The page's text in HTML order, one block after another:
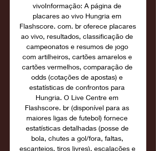
vivoInformação: A página de
placares ao vivo Hungria em
Flashscore. com. br oferece placares
ao vivo, resultados, classificação de
campeonatos e resumos de jogo
com artilheiros, cartões amarelos e
cartões vermelhos, comparação de
odds (cotações de apostas) e
estatísticas de confrontos para
Hungria. O Live Centre em
Flashscore. br (disponível para as
maiores ligas de futebol) fornece
estatísticas detalhadas (posse de
bola, chutes a gol/fora, faltas,
escanteios, tiros livres), escalações e